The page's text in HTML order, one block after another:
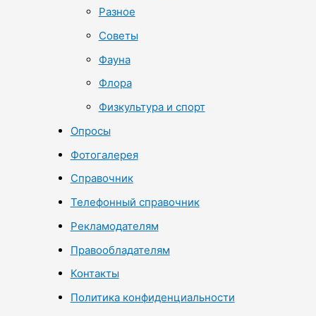
Разное
Советы
Фауна
Флора
Физкультура и спорт
Опросы
Фотогалерея
Справочник
Телефонный справочник
Рекламодателям
Правообладателям
Контакты
Политика конфиденциальности